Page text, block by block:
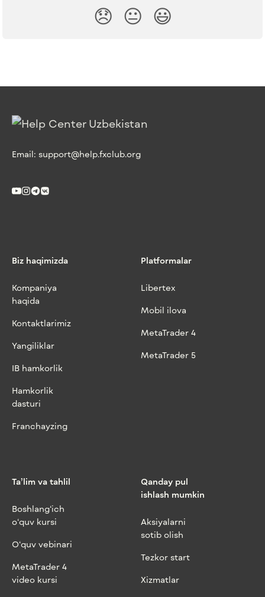
😞 😐 😃
Email: support@help.fxclub.org
Biz haqimizda
Kompaniya
haqida
Kontaktlarimiz
Yangiliklar
IB hamkorlik
Hamkorlik
dasturi
Franchayzing
Platformalar
Libertex
Mobil ilova
MetaTrader 4
MetaTrader 5
Ta’lim va tahlil
Boshlang‘ich
o‘quv kursi
O‘quv vebinari
MetaTrader 4
video kursi
Qanday pul
ishlash mumkin
Aksiyalarni
sotib olish
Tezkor start
Xizmatlar